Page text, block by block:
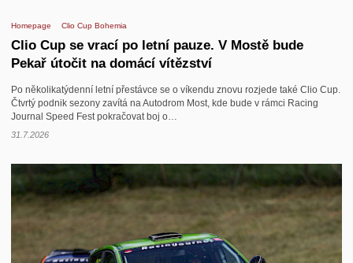
Homepage Clio Cup Bohemia
Clio Cup se vrací po letní pauze. V Mostě bude
Pekař útočit na domácí vítězství
Po několikatýdenní letní přestávce se o víkendu znovu rozjede také Clio Cup.
Čtvrtý podnik sezony zavítá na Autodrom Most, kde bude v rámci Racing
Journal Speed Fest pokračovat boj o…
31.7.2026